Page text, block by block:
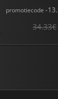
promotiecode -
34.33€